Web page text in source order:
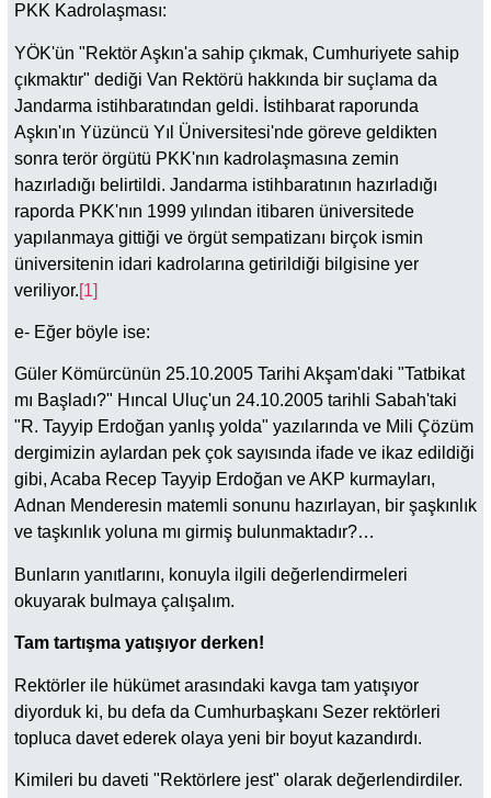
PKK Kadrolaşması:
YÖK'ün "Rektör Aşkın'a sahip çıkmak, Cumhuriyete sahip
çıkmaktır" dediği Van Rektörü hakkında bir suçlama da
Jandarma istihbaratından geldi. İstihbarat raporunda
Aşkın'ın Yüzüncü Yıl Üniversitesi'nde göreve geldikten
sonra terör örgütü PKK'nın kadrolaşmasına zemin
hazırladığı belirtildi. Jandarma istihbaratının hazırladığı
raporda PKK'nın 1999 yılından itibaren üniversitede
yapılanmaya gittiği ve örgüt sempatizanı birçok ismin
üniversitenin idari kadrolarına getirildiği bilgisine yer
veriliyor.[1]
e- Eğer böyle ise:
Güler Kömürcünün 25.10.2005 Tarihi Akşam'daki "Tatbikat
mı Başladı?" Hıncal Uluç'un 24.10.2005 tarihli Sabah'taki
"R. Tayyip Erdoğan yanlış yolda" yazılarında ve Mili Çözüm
dergimizin aylardan pek çok sayısında ifade ve ikaz edildiği
gibi, Acaba Recep Tayyip Erdoğan ve AKP kurmayları,
Adnan Menderesin matemli sonunu hazırlayan, bir şaşkınlık
ve taşkınlık yoluna mı girmiş bulunmaktadır?…
Bunların yanıtlarını, konuyla ilgili değerlendirmeleri
okuyarak bulmaya çalışalım.
Tam tartışma yatışıyor derken!
Rektörler ile hükümet arasındaki kavga tam yatışıyor
diyorduk ki, bu defa da Cumhurbaşkanı Sezer rektörleri
topluca davet ederek olaya yeni bir boyut kazandırdı.
Kimileri bu daveti "Rektörlere jest" olarak değerlendirdiler.